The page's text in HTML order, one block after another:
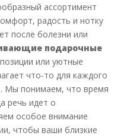
ассортимент
радость и нотку
после болезни или
подарочные
или уютные
что-то для каждого
Мы понимаем, что время
речь идет о
особое внимание
чтобы ваши близкие